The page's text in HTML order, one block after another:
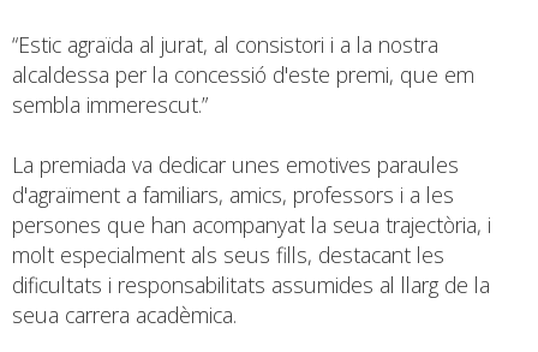
“Estic agraïda al jurat, al consistori i a la nostra
alcaldessa per la concessió d'este premi, que em
sembla immerescut.”
La premiada va dedicar unes emotives paraules
d'agraïment a familiars, amics, professors i a les
persones que han acompanyat la seua trajectòria, i
molt especialment als seus fills, destacant les
dificultats i responsabilitats assumides al llarg de la
seua carrera acadèmica.